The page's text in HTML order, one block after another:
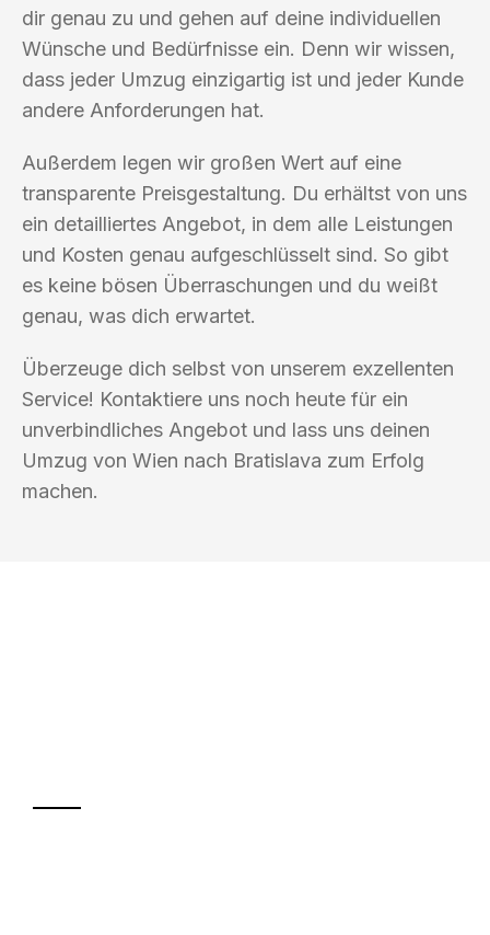
dir genau zu und gehen auf deine individuellen
Wünsche und Bedürfnisse ein. Denn wir wissen,
dass jeder Umzug einzigartig ist und jeder Kunde
andere Anforderungen hat.
Außerdem legen wir großen Wert auf eine
transparente Preisgestaltung. Du erhältst von uns
ein detailliertes Angebot, in dem alle Leistungen
und Kosten genau aufgeschlüsselt sind. So gibt
es keine bösen Überraschungen und du weißt
genau, was dich erwartet.
Überzeuge dich selbst von unserem exzellenten
Service! Kontaktiere uns noch heute für ein
unverbindliches Angebot und lass uns deinen
Umzug von Wien nach Bratislava zum Erfolg
machen.